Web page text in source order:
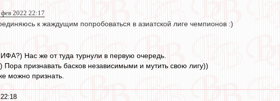
2022 22:17
к жаждущим попробоваться в азиатской лиге чемпионов :)
Нас же от туда турнули в первую очередь.
Пора признавать басков независимыми и мутить свою лигу))
можно признать.